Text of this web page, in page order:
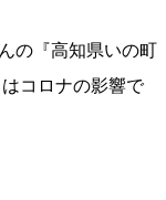
の『高知県いの町
コロナの影響で